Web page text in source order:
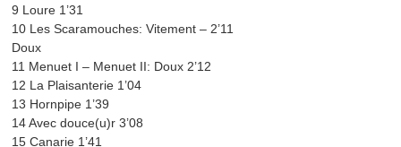
9 Loure 1’31
10 Les Scaramouches: Vitement – 2’11
Doux
11 Menuet I – Menuet II: Doux 2’12
12 La Plaisanterie 1’04
13 Hornpipe 1’39
14 Avec douce(u)r 3’08
15 Canarie 1’41